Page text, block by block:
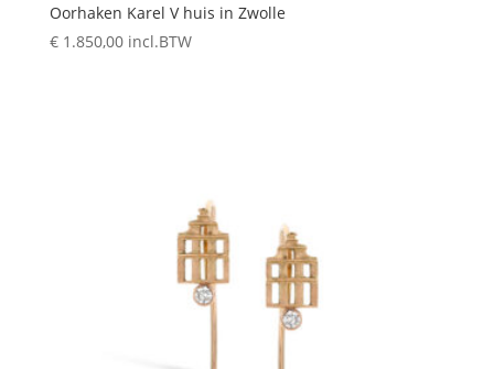
Oorhaken Karel V huis in Zwolle
€1.850,00 incl.BTW